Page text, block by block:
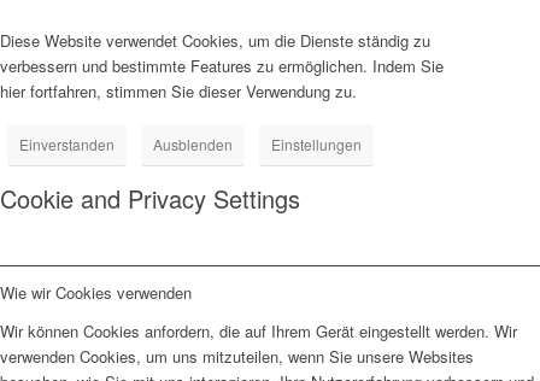
Diese Website verwendet Cookies, um die Dienste ständig zu
verbessern und bestimmte Features zu ermöglichen. Indem Sie
hier fortfahren, stimmen Sie dieser Verwendung zu.
Einverstanden Ausblenden Einstellungen
Cookie and Privacy Settings
Wie wir Cookies verwenden
Wir können Cookies anfordern, die auf Ihrem Gerät eingestellt werden. Wir
verwenden Cookies, um uns mitzuteilen, wenn Sie unsere Websites